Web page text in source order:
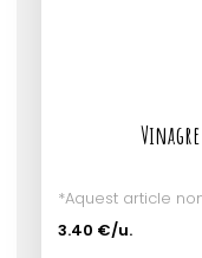
Vinagre
*Aquest article
3.40 €/u.